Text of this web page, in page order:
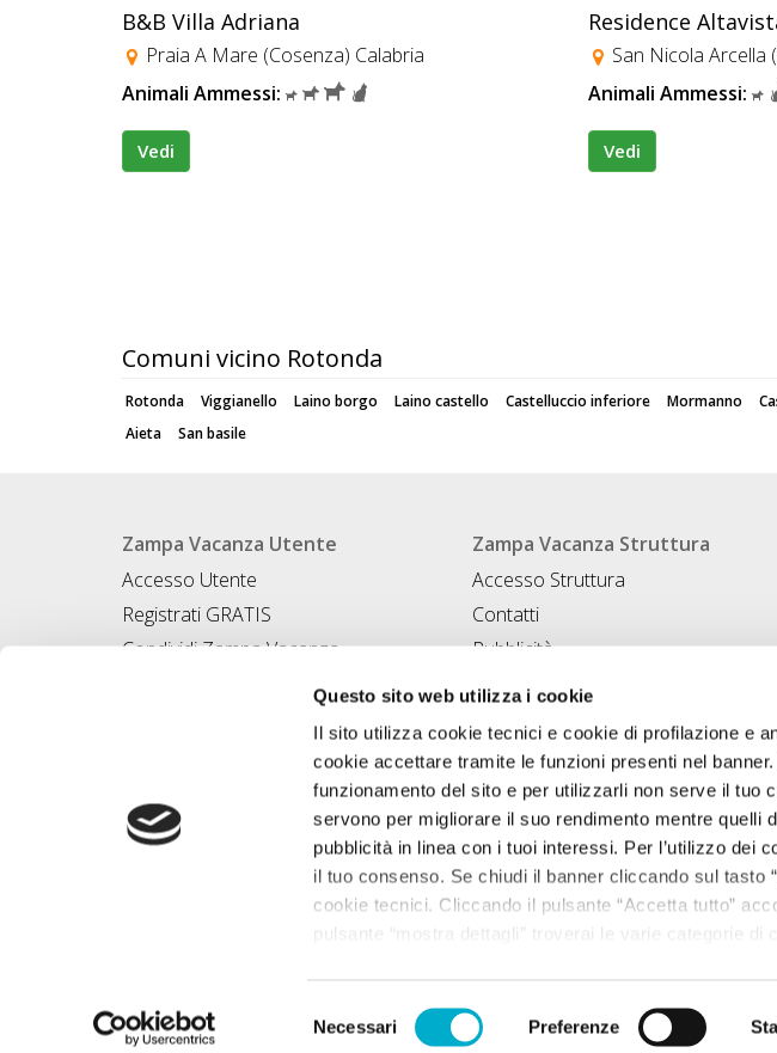
Questo sito web utilizza i cookie
Il sito utilizza cookie tecnici e cookie di profilazione e
cookie accettare tramite le funzioni presenti nel
funzionamento del sito e per utilizzarli non serve il tuo
servono per migliorare il suo rendimento mentre quelli
pubblicità in linea con i tuoi interessi. Per l’utilizzo dei
il tuo consenso. Se chiudi il banner cliccando sul tasto
cookie tecnici. Cliccando il pulsante “Accetta tutto”
pulsante “mostra dettagli” troverai le varie categorie
del
Necessari Preferenze
B&B Villa Adriana
Praia A Mare (Cosenza) Calabria
Animali Ammessi:
Vedi
Residence
San Nicola Arcella
Animali Ammessi:
Vedi
Comuni vicino Rotonda
Rotonda Viggianello Laino borgo Laino castello Castelluccio inferiore Mormanno
Aieta
San basile
Zampa Vacanza Utente
Accesso Utente
Registrati GRATIS
Condividi Zampa Vacanza
Campagna Contro l'Abbandono
Zampa Vacanza Struttura
Accesso Struttura
Contatti
Pubblicità
Iscrivi Struttura
Progetto Originale